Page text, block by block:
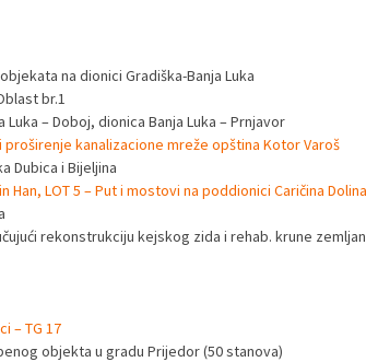
na dionici Gradiška-Banja Luka
br.1
– Doboj, dionica Banja Luka – Prnjavor
kanalizacione mreže opština Kotor Varoš
Dubica i Bijeljina
LOT 5 – Put i mostovi na poddionici Caričina
rekonstrukciju kejskog zida i rehab. krune
– TG 17
objekta u gradu Prijedor (50 stanova)